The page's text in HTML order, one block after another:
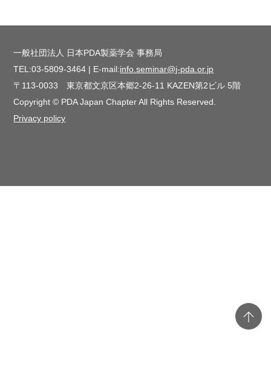
一般社団法人 日本PDA製薬学会 事務局
TEL:03-5809-3464 | E-mail:info.seminar@j-pda.or.jp
〒113-0033 東京都文京区本郷2-26-11 KAZEN第2ビル 5階
Copyright © PDA Japan Chapter All Rights Reserved.
Privacy policy